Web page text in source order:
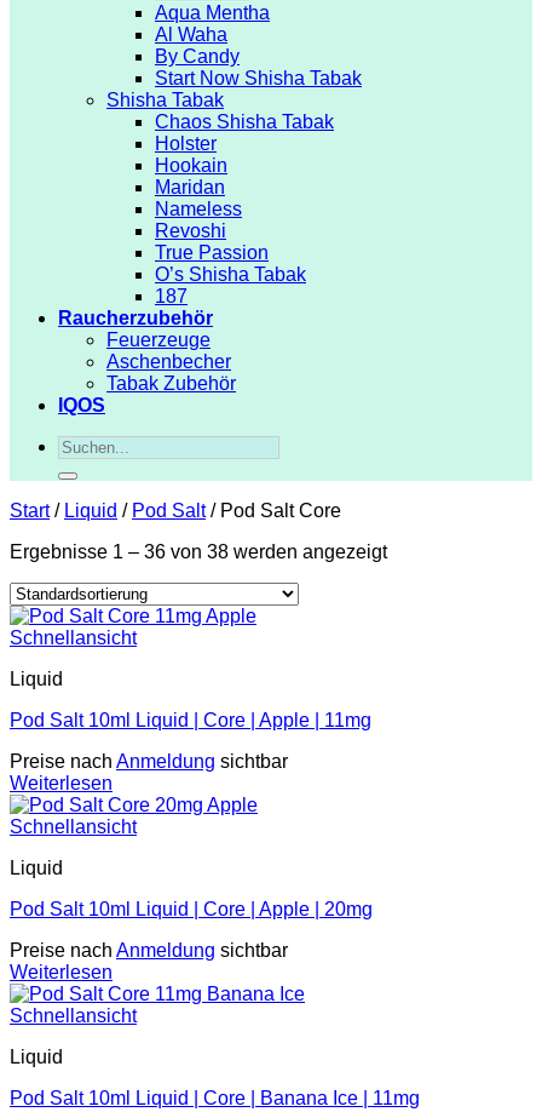
Aqua Mentha
Al Waha
By Candy
Start Now Shisha Tabak
Shisha Tabak
Chaos Shisha Tabak
Holster
Hookain
Maridan
Nameless
Revoshi
True Passion
O’s Shisha Tabak
187
Raucherzubehör
Feuerzeuge
Aschenbecher
Tabak Zubehör
IQOS
Suchen
Start / Liquid / Pod Salt /Pod Salt Core
Ergebnisse 1 – 36 von 38 werden angezeigt
Schnellansicht
Liquid
Pod Salt 10ml Liquid | Core | Apple | 11mg
Preise nach Anmeldung sichtbar
Weiterlesen
Schnellansicht
Liquid
Pod Salt 10ml Liquid | Core | Apple | 20mg
Preise nach Anmeldung sichtbar
Weiterlesen
Schnellansicht
Liquid
Pod Salt 10ml Liquid | Core | Banana Ice | 11mg